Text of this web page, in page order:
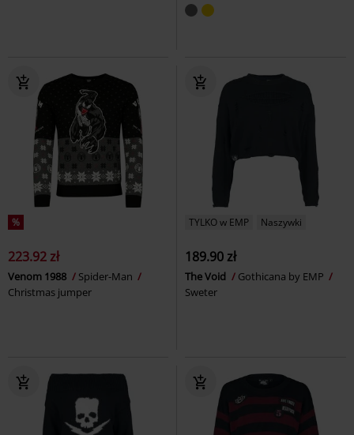
%
223.92 zł
Venom 1988
Spider-Man
Christmas jumper
TYLKO w EMP Naszywki
189.90 zł
The Void
Gothicana by EMP
Sweter